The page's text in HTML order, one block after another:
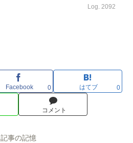
Log. 2092
Facebook 0 はてブ 0
コメント
記事の記憶